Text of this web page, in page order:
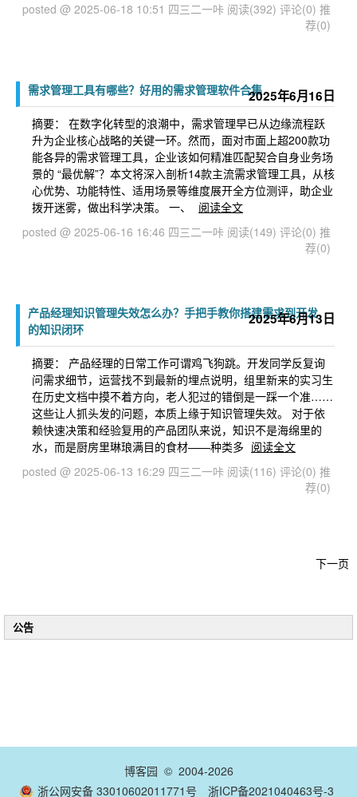
posted @ 2025-06-18 10:51 四三二一咔 阅读(392) 评论(0) 推
荐(0)
2025年6月16日
需求管理工具有哪些？好用的需求管理软件合集
摘要： 在数字化转型的浪潮中，需求管理早已从边缘流程跃
升为企业核心战略的关键一环。然而，面对市面上超200款功
能各异的需求管理工具，企业该如何精准匹配契合自身业务场
景的 “最优解”？本文将深入剖析14款主流需求管理工具，从核
心优势、功能特性、适用场景等维度展开全方位测评，助企业
拨开迷雾，做出科学决策。 一、
阅读全文
posted @ 2025-06-16 16:46 四三二一咔 阅读(149) 评论(0) 推
荐(0)
2025年6月13日
产品经理知识管理失效怎么办？手把手教你搭建需求到开发
的知识闭环
摘要： 产品经理的日常工作可谓鸡飞狗跳。开发同学反复询
问需求细节，运营找不到最新的埋点说明，组里新来的实习生
在历史文档中摸不着方向，老人犯过的错倒是一踩一个准……
这些让人抓头发的问题，本质上缘于知识管理失效。 对于依
赖快速决策和经验复用的产品团队来说，知识不是海绵里的
水，而是厨房里琳琅满目的食材——种类多 阅读全文
posted @ 2025-06-13 16:29 四三二一咔 阅读(116) 评论(0) 推
荐(0)
下一页
公告
博客园 © 2004-2026
浙公网安备 33010602011771号
浙ICP备2021040463号-3